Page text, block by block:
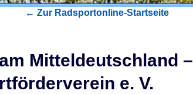
← Zur Radsportonline-Startseite
Mitteldeutschland –
e. V.